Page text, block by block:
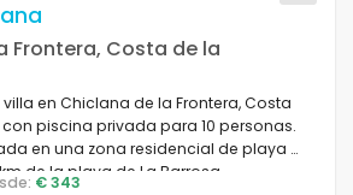
Frontera, Costa de la
en Chiclana de la Frontera, Costa
con piscina privada para 10 personas.
en una zona residencial de playa y
de la playa de La Barrosa.
€ 343